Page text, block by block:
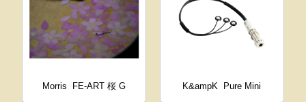
Morris FE-ART 桜 G K&ampK Pure Mini